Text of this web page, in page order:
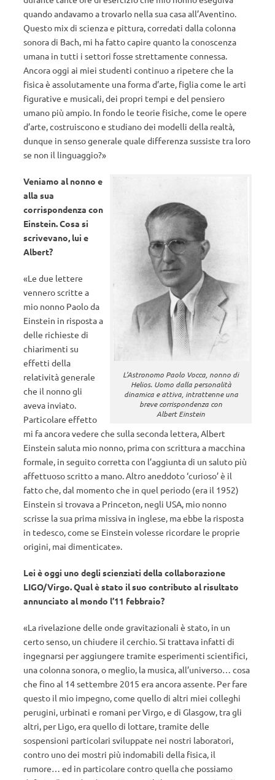
quando andavamo a trovarlo nella sua casa all’Aventino.
Questo mix di scienza e pittura, corredati dalla colonna
sonora di Bach, mi ha fatto capire quanto la conoscenza
umana in tutti i settori fosse strettamente connessa.
Ancora oggi ai miei studenti continuo a ripetere che la
fisica è assolutamente una forma d’arte, figlia come le arti
figurative e musicali, dei propri tempi e del pensiero
umano più ampio. In fondo le teorie fisiche, come le opere
d’arte, costruiscono e studiano dei modelli della realtà,
dunque in senso generale quale differenza sussiste tra loro
se non il linguaggio?»
L’Astronomo Paolo Vocca, nonno di
Helios. Uomo dalla personalità
dinamica e attiva, intrattenne una
breve corrispondenza con
Albert Einstein
Veniamo al nonno e
alla sua
corrispondenza con
Einstein. Cosa si
scrivevano, lui e
Albert?
«Le due lettere
vennero scritte a
mio nonno Paolo da
Einstein in risposta a
delle richieste di
chiarimenti su
effetti della
relatività generale
che il nonno gli
aveva inviato.
Particolare effetto
mi fa ancora vedere che sulla seconda lettera, Albert
Einstein saluta mio nonno, prima con scrittura a macchina
formale, in seguito corretta con l’aggiunta di un saluto più
affettuoso scritto a mano. Altro aneddoto ‘curioso’ è il
fatto che, dal momento che in quel periodo (era il 1952)
Einstein si trovava a Princeton, negli USA, mio nonno
scrisse la sua prima missiva in inglese, ma ebbe la risposta
in tedesco, come se Einstein volesse ricordare le proprie
origini, mai dimenticate».
Lei è oggi uno degli scienziati della collaborazione
LIGO/Virgo. Qual è stato il suo contributo al risultato
annunciato al mondo l’11 febbraio?
«La rivelazione delle onde gravitazionali è stato, in un
certo senso, un chiudere il cerchio. Si trattava infatti di
ingegnarsi per aggiungere tramite esperimenti scientifici,
una colonna sonora, o meglio, la musica, all’universo… cosa
che fino al 14 settembre 2015 era ancora assente. Per fare
questo il mio impegno, come quello di altri miei colleghi
perugini, urbinati e romani per Virgo, e di Glasgow, tra gli
altri, per Ligo, era quello di lottare, tramite delle
sospensioni particolari sviluppate nei nostri laboratori,
contro uno dei mostri più indomabili della fisica, il
rumore… ed in particolare contro quella che possiamo